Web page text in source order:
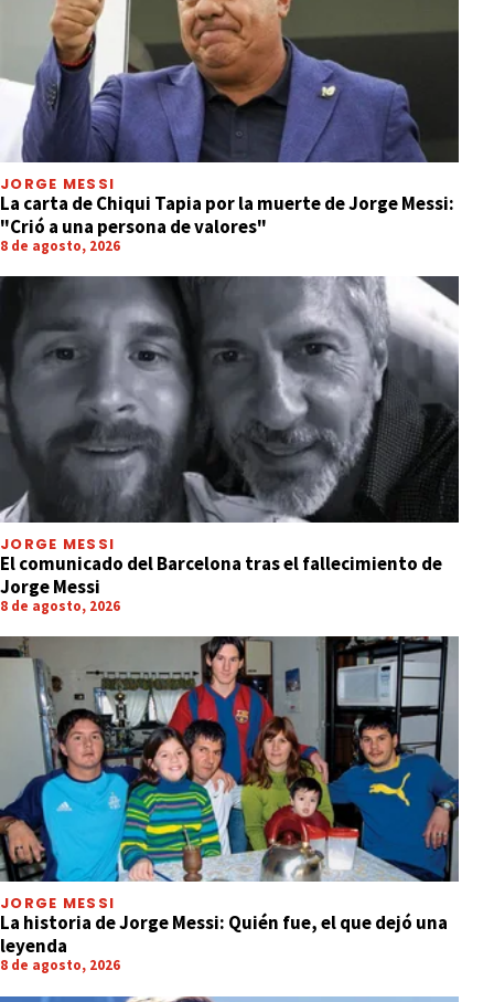
JORGE MESSI
La carta de Chiqui Tapia por la muerte de Jorge Messi:
"Crió a una persona de valores"
8 de agosto, 2026
JORGE MESSI
El comunicado del Barcelona tras el fallecimiento de
Jorge Messi
8 de agosto, 2026
JORGE MESSI
La historia de Jorge Messi: Quién fue, el que dejó una
leyenda
8 de agosto, 2026